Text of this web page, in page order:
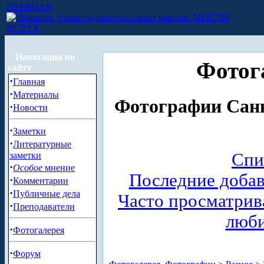
ГЛАВНАЯ
МЫСЛИ
ВСЛУХ
Навигация по
сайту
·Главная
·Материалы
·Новости
·Заметки
·Литературные
заметки
·Особое мнение
·Комментарии
·Публичные дела
·Преподаватели
·Фотогалерея
·Форум
Фотографии
Последние
Часто